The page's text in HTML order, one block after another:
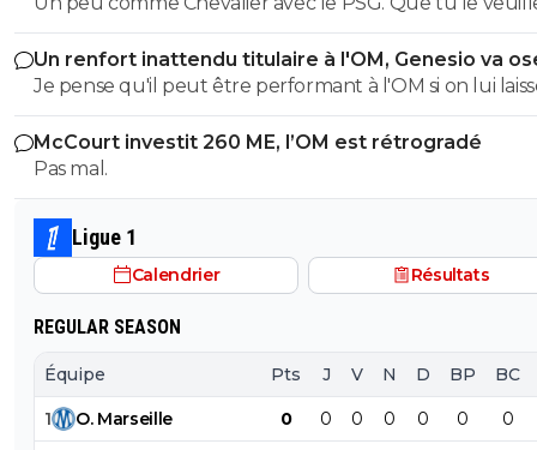
numéro 88 de buffon ... mais non il y a dedelafrite qui
n'avait pas compris... t'as ete fini a l'huile de friture ou
non, jouer à Marseille, au niveau pression, médiatique
autre, ce n'est pas la même qu'à Sassuolo. Et encore une fois
tu montres ton ignorance. Tu crois qu'ils sont bradés à
de leur performance...
Un renfort inattendu titulaire à l'OM, Genesio va
Je pense qu'il peut être performant à l'OM si on lui
temps.
McCourt investit 260 ME, l’OM est rétrogradé
Pas mal.
Ligue 1
Calendrier Résultats
REGULAR SEASON
Équipe Pts J V N D BP BC
1 O. Marseille 0 0 0 0 0 0 0